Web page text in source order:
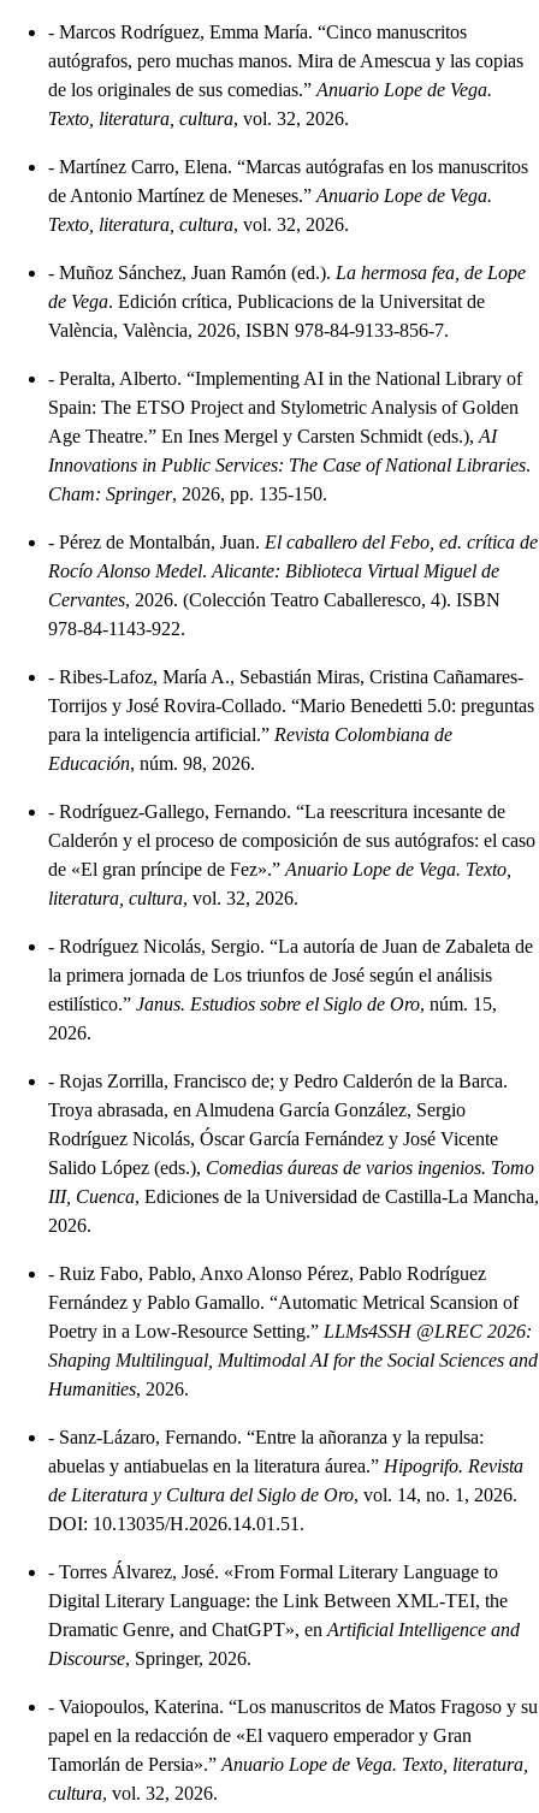
- Marcos Rodríguez, Emma María. “Cinco manuscritos
autógrafos, pero muchas manos. Mira de Amescua y las copias
de los originales de sus comedias.” Anuario Lope de Vega.
Texto, literatura, cultura, vol. 32, 2026.
- Martínez Carro, Elena. “Marcas autógrafas en los manuscritos
de Antonio Martínez de Meneses.” Anuario Lope de Vega.
Texto, literatura, cultura, vol. 32, 2026.
- Muñoz Sánchez, Juan Ramón (ed.). La hermosa fea, de Lope
de Vega. Edición crítica, Publicacions de la Universitat de
València, València, 2026, ISBN 978-84-9133-856-7.
- Peralta, Alberto. “Implementing AI in the National Library of
Spain: The ETSO Project and Stylometric Analysis of Golden
Age Theatre.” En Ines Mergel y Carsten Schmidt (eds.), AI
Innovations in Public Services: The Case of National Libraries.
Cham: Springer, 2026, pp. 135-150.
- Pérez de Montalbán, Juan. El caballero del Febo, ed. crítica de
Rocío Alonso Medel. Alicante: Biblioteca Virtual Miguel de
Cervantes, 2026. (Colección Teatro Caballeresco, 4). ISBN
978-84-1143-922.
- Ribes-Lafoz, María A., Sebastián Miras, Cristina Cañamares-
Torrijos y José Rovira-Collado. “Mario Benedetti 5.0: preguntas
para la inteligencia artificial.” Revista Colombiana de
Educación, núm. 98, 2026.
- Rodríguez-Gallego, Fernando. “La reescritura incesante de
Calderón y el proceso de composición de sus autógrafos: el caso
de «El gran príncipe de Fez».” Anuario Lope de Vega. Texto,
literatura, cultura, vol. 32, 2026.
- Rodríguez Nicolás, Sergio. “La autoría de Juan de Zabaleta de
la primera jornada de Los triunfos de José según el análisis
estilístico.” Janus. Estudios sobre el Siglo de Oro, núm. 15,
2026.
- Rojas Zorrilla, Francisco de; y Pedro Calderón de la Barca.
Troya abrasada, en Almudena García González, Sergio
Rodríguez Nicolás, Óscar García Fernández y José Vicente
Salido López (eds.), Comedias áureas de varios ingenios. Tomo
III, Cuenca, Ediciones de la Universidad de Castilla-La Mancha,
2026.
- Ruiz Fabo, Pablo, Anxo Alonso Pérez, Pablo Rodríguez
Fernández y Pablo Gamallo. “Automatic Metrical Scansion of
Poetry in a Low-Resource Setting.” LLMs4SSH @LREC 2026:
Shaping Multilingual, Multimodal AI for the Social Sciences and
Humanities, 2026.
- Sanz-Lázaro, Fernando. “Entre la añoranza y la repulsa:
abuelas y antiabuelas en la literatura áurea.” Hipogrifo. Revista
de Literatura y Cultura del Siglo de Oro, vol. 14, no. 1, 2026.
DOI: 10.13035/H.2026.14.01.51.
- Torres Álvarez, José. «From Formal Literary Language to
Digital Literary Language: the Link Between XML-TEI, the
Dramatic Genre, and ChatGPT», en Artificial Intelligence and
Discourse, Springer, 2026.
- Vaiopoulos, Katerina. “Los manuscritos de Matos Fragoso y su
papel en la redacción de «El vaquero emperador y Gran
Tamorlán de Persia».” Anuario Lope de Vega. Texto, literatura,
cultura, vol. 32, 2026.